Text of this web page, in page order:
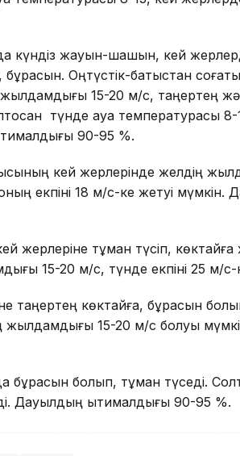
күндіз жауын-шашын, кей
Оңтүстік-батыстан
15-20 м/с, таңертең
түнде ауа температурасы
90-95 %.
кей жерлерінде желдің
екпіні 18 м/с-ке жетуі
жерлеріне тұман түсіп,
15-20 м/с, түнде екпіні 25 м/с-
таңертең көктайғақ, бұрқасын
жылдамдығы 15-20 м/с болуы
болып, тұман түседі.
Дауылдың ықтималдығы 90-95 %.